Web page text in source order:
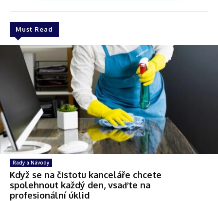
Must Read
Rady a Návody
Když se na čistotu kanceláře chcete
spolehnout každý den, vsaďte na
profesionální úklid